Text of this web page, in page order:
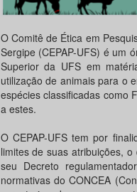
O Comitê de Ética em
Sergipe (CEPAP-UFS) é um
Superior da UFS em
utilização de animais para o
espécies classificadas como
a estes.
O CEPAP-UFS tem por
limites de suas atribuições,
seu Decreto
normativas do CONCEA